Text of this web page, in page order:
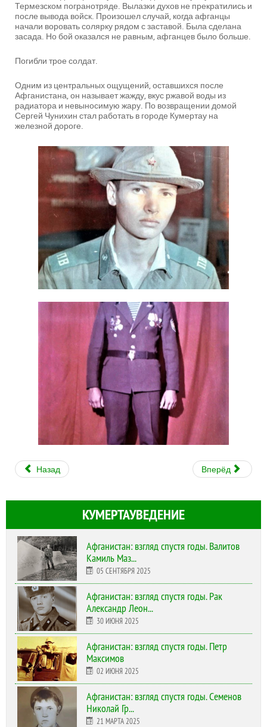
Термезском погранотряде. Вылазки духов не прекратились и
после вывода войск. Произошел случай, когда афганцы
начали воровать солярку рядом с заставой. Была сделана
засада. Но бой оказался не равным, афганцев было больше.
Погибли трое солдат.
Одним из центральных ощущений, оставшихся после
Афганистана, он называет жажду, вкус ржавой воды из
радиатора и невыносимую жару. По возвращении домой
Сергей Чунихин стал работать в городе Кумертау на
железной дороге.
Назад Вперёд
КУМЕРТАУВЕДЕНИЕ
Афганистан: взгляд спустя годы. Валитов
Камиль Маз...
05 СЕНТЯБРЯ 2025
Афганистан: взгляд спустя годы. Рак
Александр Леон...
30 ИЮНЯ 2025
Афганистан: взгляд спустя годы. Петр
Максимов
02 ИЮНЯ 2025
Афганистан: взгляд спустя годы. Семенов
Николай Гр...
21 МАРТА 2025